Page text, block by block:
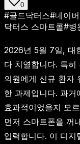
0
#골드닥터스#네이
닥터스 스마트콜#병
2026년 5월 7일, 대
다 치열합니다. 특
의원에게 신규 환자
한 과제입니다. 과
효과적이었을지 모
먼저 스마트폰을 꺼
입력합니다. 이 디